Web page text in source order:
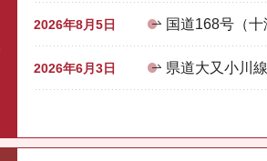
2026年8月5日 国道168号（
2026年6月3日 県道大又小川